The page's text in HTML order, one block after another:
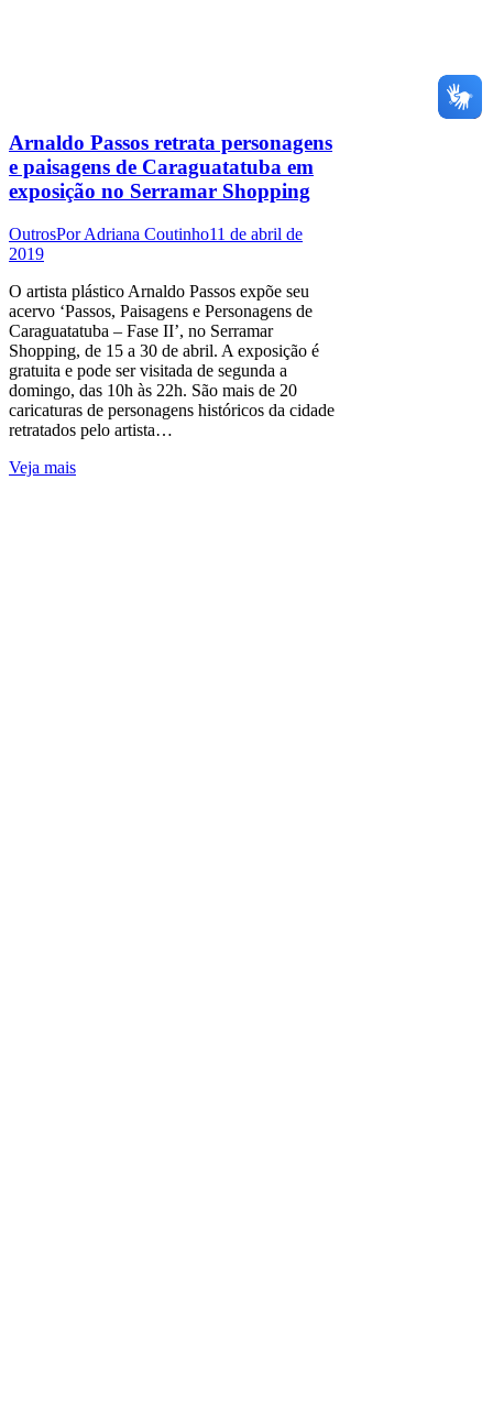
Arnaldo Passos retrata personagens
e paisagens de Caraguatatuba em
exposição no Serramar Shopping
OutrosPorAdriana Coutinho11 de abril de
2019
O artista plástico Arnaldo Passos expõe seu
acervo ‘Passos, Paisagens e Personagens de
Caraguatatuba – Fase II’, no Serramar
Shopping, de 15 a 30 de abril. A exposição é
gratuita e pode ser visitada de segunda a
domingo, das 10h às 22h. São mais de 20
caricaturas de personagens históricos da cidade
retratados pelo artista…
Veja mais